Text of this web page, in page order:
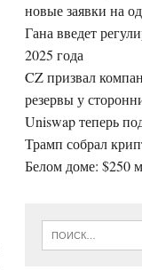
новые заявки на
Гана введет
2025 года
CZ призвал
резервы у
Uniswap теперь
Трамп собрал
Белом доме: $250